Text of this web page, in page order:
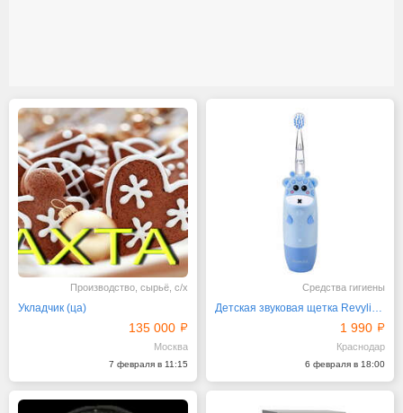
Производство, сырьё, с/х
Укладчик (ца)
135 000
Москва
7 февраля в 11:15
Средства гигиены
Детская звуковая щетка Revyline RL 025, голубой корпус
1 990
Краснодар
6 февраля в 18:00